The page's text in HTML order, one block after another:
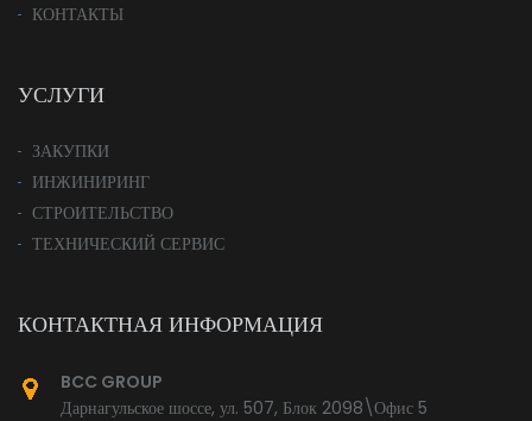
КОНТАКТЫ
УСЛУГИ
ЗАКУПКИ
ИНЖИНИРИНГ
СТРОИТЕЛЬСТВО
ТЕХНИЧЕСКИЙ СЕРВИС
КОНТАКТНАЯ ИНФОРМАЦИЯ
BCC GROUP
Дарнагульское шоссе, ул. 507, Блок 2098\Офис 5